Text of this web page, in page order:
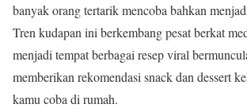
banyak orang tertarik mencoba bahkan
Tren kudapan ini berkembang pesat berkat
menjadi tempat berbagai resep viral
memberikan rekomendasi snack dan dessert
kamu coba di rumah.